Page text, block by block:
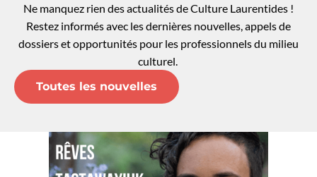
Ne manquez rien des actualités de Culture Laurentides !
Restez informés avec les dernières nouvelles, appels de
dossiers et opportunités pour les professionnels du milieu
culturel.
Toutes les nouvelles